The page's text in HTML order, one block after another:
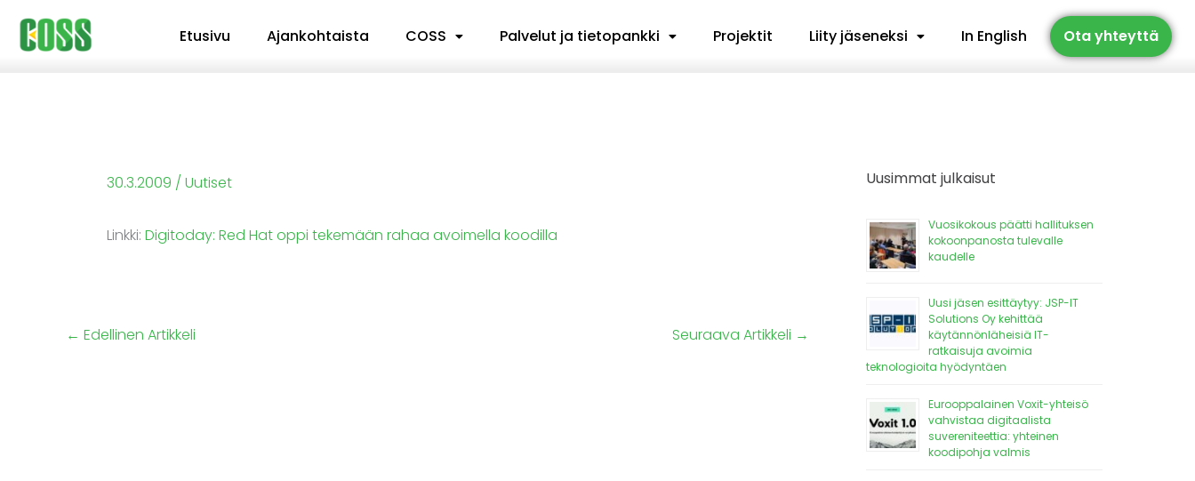
Siirry
sisältöön
Etusivu Ajankohtaista COSS Palvelut ja tietopankki Projektit Liity jäseneksi In English Ota yhteyttä
30.3.2009 / Uutiset
Linkki: Digitoday: Red Hat oppi tekemään rahaa avoimella koodilla
← Edellinen Artikkeli Seuraava Artikkeli →
Uusimmat julkaisut
Vuosikokous päätti hallituksen
kokoonpanosta tulevalle
kaudelle
Uusi jäsen esittäytyy: JSP-IT
Solutions Oy kehittää
käytännönläheisiä IT-
ratkaisuja avoimia
teknologioita hyödyntäen
Eurooppalainen Voxit-yhteisö
vahvistaa digitaalista
suvereniteettia: yhteinen
koodipohja valmis